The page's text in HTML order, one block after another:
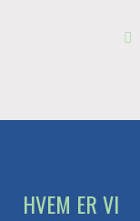
HVEM ER VI